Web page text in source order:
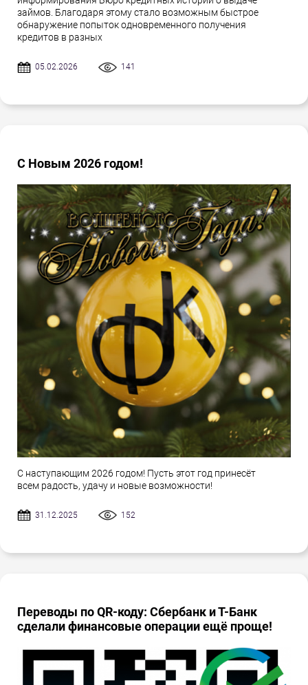
займов. Благодаря этому стало возможным быстрое
обнаружение попыток одновременного получения
кредитов в разных
05.02.2026 141
С Новым 2026 годом!
С наступающим 2026 годом! Пусть этот год принесёт
всем радость, удачу и новые возможности!
31.12.2025 152
Переводы по QR-коду: Сбербанк и Т-Банк
сделали финансовые операции ещё проще!